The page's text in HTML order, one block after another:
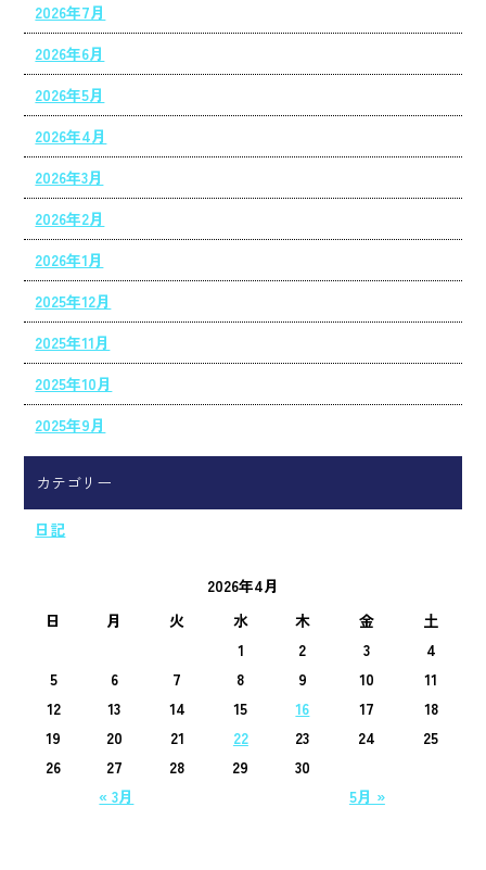
2026年7月
2026年6月
2026年5月
2026年4月
2026年3月
2026年2月
2026年1月
2025年12月
2025年11月
2025年10月
2025年9月
カテゴリー
日記
2026年4月
日
月 火 水 木 金 土
« 3月 5月 »
1 2 3
4
5
6 7 8 9 10
11
12
13 14 15 16 17
18
19
20 21 22 23 24
25
26
27 28 29 30